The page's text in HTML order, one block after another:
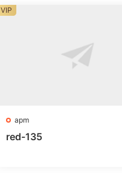
apm
red-135
VIP